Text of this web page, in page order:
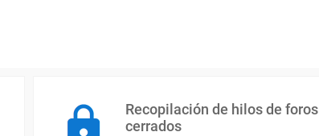
Recopilación de hilos de foros
cerrados